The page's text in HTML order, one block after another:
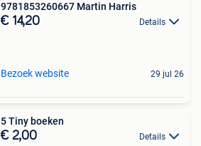
9781853260667 Martin Harris
€ 14,20 Details
Bezoek website 29 jul 26
5 Tiny boeken
€ 2,00 Details